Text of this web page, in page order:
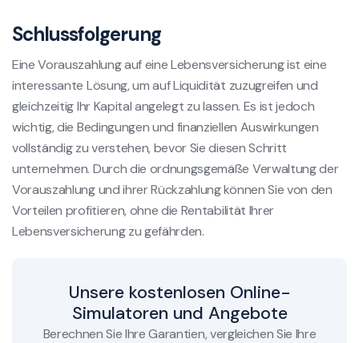
Schlussfolgerung
Eine Vorauszahlung auf eine Lebensversicherung ist eine
interessante Lösung, um auf Liquidität zuzugreifen und
gleichzeitig Ihr Kapital angelegt zu lassen. Es ist jedoch
wichtig, die Bedingungen und finanziellen Auswirkungen
vollständig zu verstehen, bevor Sie diesen Schritt
unternehmen. Durch die ordnungsgemäße Verwaltung der
Vorauszahlung und ihrer Rückzahlung können Sie von den
Vorteilen profitieren, ohne die Rentabilität Ihrer
Lebensversicherung zu gefährden.
Unsere kostenlosen Online-
Simulatoren und Angebote
Berechnen Sie Ihre Garantien, vergleichen Sie Ihre